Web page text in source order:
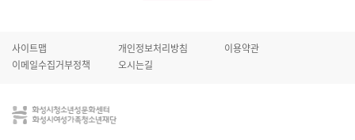
사이트맵 개인정보처리방침
이용약관
이메일수집거부정책
오시는길